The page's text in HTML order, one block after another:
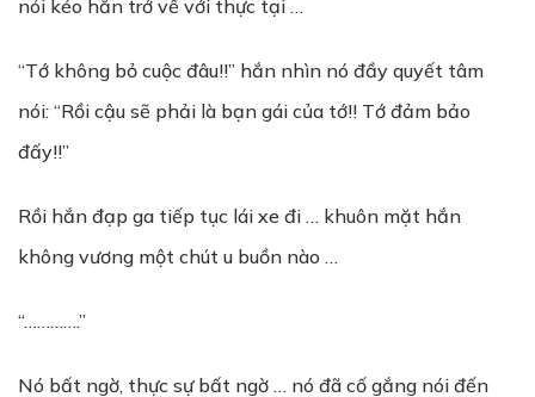
nói kéo hắn trở về với thực tại …
“Tớ không bỏ cuộc đâu!!” hắn nhìn nó đầy quyết tâm
nói: “Rồi cậu sẽ phải là bạn gái của tớ!! Tớ đảm bảo
đấy!!”
Rồi hắn đạp ga tiếp tục lái xe đi … khuôn mặt hắn
không vương một chút u buồn nào …
“………….”
Nó bất ngờ, thực sự bất ngờ … nó đã cố gắng nói đến